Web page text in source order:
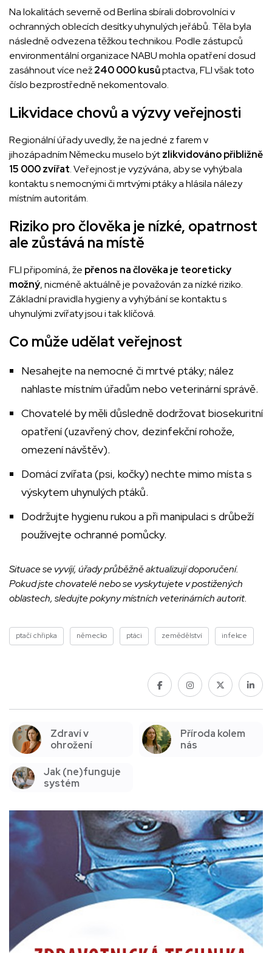
Na lokalitách severně od Berlína sbírali dobrovolníci v
ochranných oblecích desítky uhynulých jeřábů. Těla byla
následně odvezena těžkou technikou. Podle zástupců
environmentální organizace NABU mohla opatření dosud
zasáhnout více než240 000 kusůptactva, FLI však toto
číslo bezprostředně nekomentovalo.
Likvidace chovů a výzvy veřejnosti
Regionální úřady uvedly, že na jedné z farem v
jihozápadním Německu muselo býtzlikvidováno přibližně
15 000 zvířat. Veřejnost je vyzývána, aby se vyhýbala
kontaktu s nemocnými či mrtvými ptáky a hlásila nálezy
místním autoritám.
Riziko pro člověka je nízké, opatrnost
ale zůstává na místě
FLI připomíná, že přenos na člověka je teoreticky
možný, nicméně aktuálně je považován za nízké riziko.
Základní pravidla hygieny a vyhýbání se kontaktu s
uhynulými zvířaty jsou i tak klíčová.
Co může udělat veřejnost
Nesahejte na nemocné či mrtvé ptáky; nález
nahlaste místním úřadům nebo veterinární správě.
Chovatelé by měli důsledně dodržovat biosekuritní
opatření (uzavřený chov, dezinfekční rohože,
omezení návštěv).
Domácí zvířata (psi, kočky) nechte mimo místa s
výskytem uhynulých ptáků.
Dodržujte hygienu rukou a při manipulaci s drůbeží
používejte ochranné pomůcky.
Situace se vyvíjí, úřady průběžně aktualizují doporučení.
Pokud jste chovatelé nebo se vyskytujete v postižených
oblastech, sledujte pokyny místních veterinárních autorit.
ptačí chřipka německo ptáci zemědělství infekce
Zdraví v
ohrožení
Příroda kolem
nás
Jak (ne)funguje
systém